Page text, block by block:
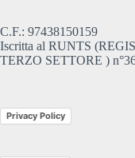
C.F.: 97438150159
Iscritta al RUNTS
TERZO SETTORE )
Privacy Policy